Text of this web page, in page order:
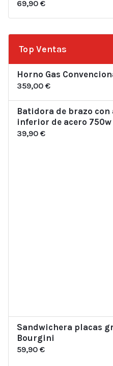
69,90 €
Top Ventas
Horno Gas
359,00 €
Batidora de brazo
inferior de acero 750w
39,90 €
Sandwichera placas
Bourgini
59,90 €